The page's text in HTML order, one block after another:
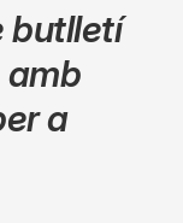
butlletí
amb
a